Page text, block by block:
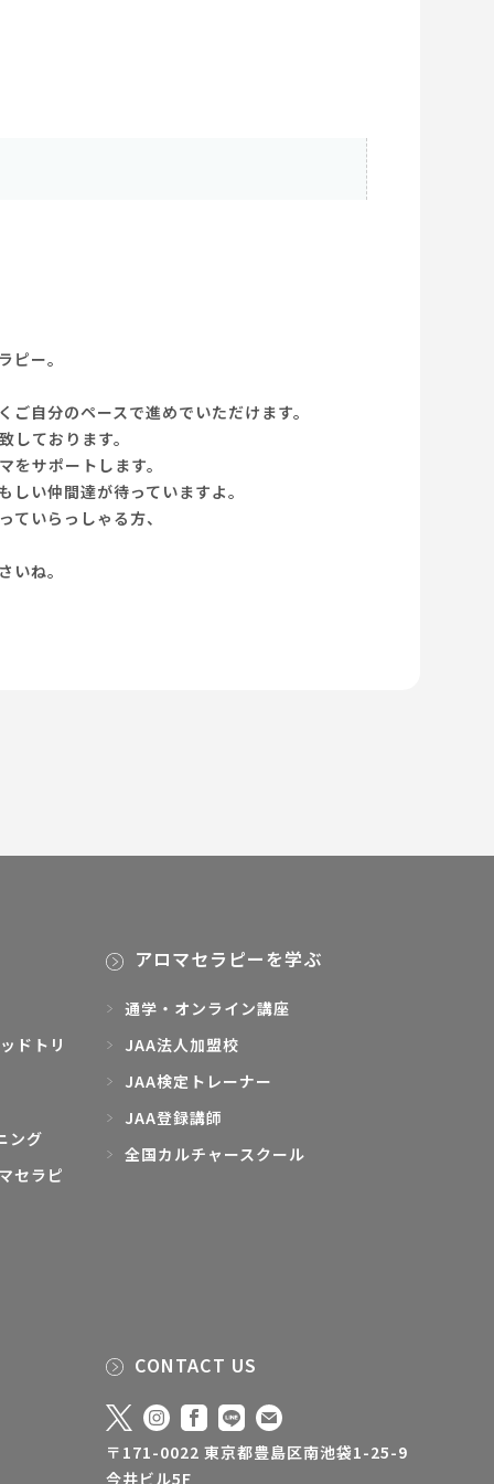
ピー。
自分のペースで進めでいただけます。
ております。
サポートします。
い仲間達が待っていますよ。
いらっしゃる方、
いね。
ドトリ
ング
セラピ
アロマセラピーを学ぶ
通学・オンライン講座
JAA法人加盟校
JAA検定トレーナー
JAA登録講師
全国カルチャースクール
CONTACT US
〒171-0022 東京都豊島区南池袋1-25-9
今井ビル5F